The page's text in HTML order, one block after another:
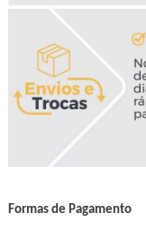
Formas de Pagamento